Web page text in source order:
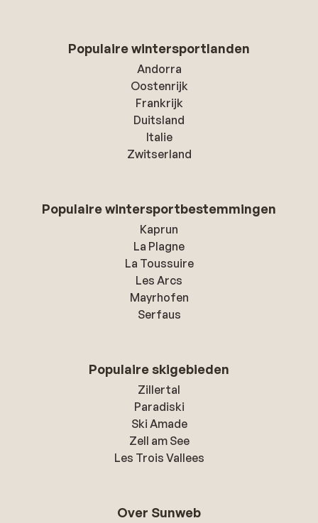
Populaire wintersportlanden
Andorra
Oostenrijk
Frankrijk
Duitsland
Italie
Zwitserland
Populaire wintersportbestemmingen
Kaprun
La Plagne
La Toussuire
Les Arcs
Mayrhofen
Serfaus
Populaire skigebieden
Zillertal
Paradiski
Ski Amade
Zell am See
Les Trois Vallees
Over Sunweb